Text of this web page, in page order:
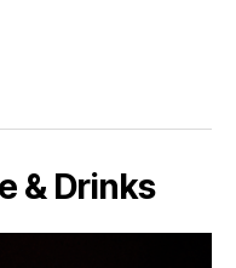
& Drinks